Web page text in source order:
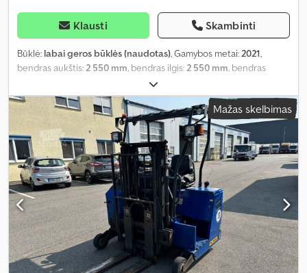
Klausti Skambinti
Būklė: labai geros būklės (naudotas), Gamybos metai:2021,
bendras aukštis:2 550 mm, bendras ilgis:2 550 mm, bendras
Mažas skelbimas